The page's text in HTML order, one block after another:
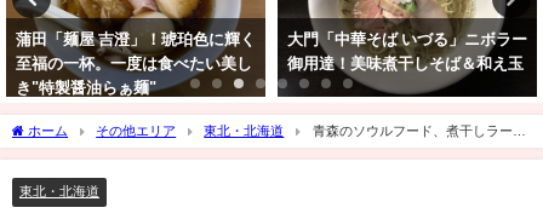
蒲田「麺屋 吉澄」！琥珀色に輝く
至福の一杯。一度は食べたい美し
き"特製醤油らぁ麺"
大門「中華そば いづる」ニボラー
御用達！美味煮干しそば＆和え玉
ホーム その他エリア 東北・北海道
青森のソウルフード、煮干しラーメ
ン！青森「まるかいラーメン」
東北・北海道